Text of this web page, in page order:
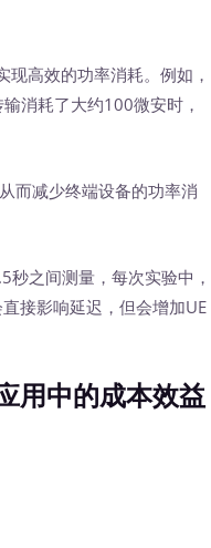
高效的功率消耗。例如，
消耗了大约100微安时，
而减少终端设备的功率消
之间测量，每次实验中，
接影响延迟，但会增加UE
中的成本效益